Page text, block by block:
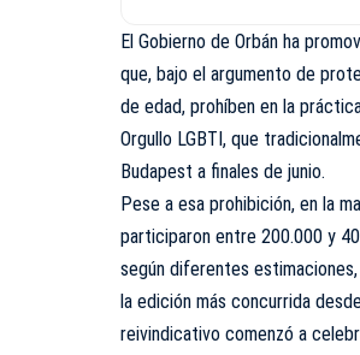
El Gobierno de Orbán ha
que, bajo el argumento de
de edad, prohíben en la
Orgullo LGBTI, que
Budapest a finales de junio.
Pese a esa prohibición, en la
participaron entre 200.000 y
según diferentes
la edición más concurrida
reivindicativo comenzó a